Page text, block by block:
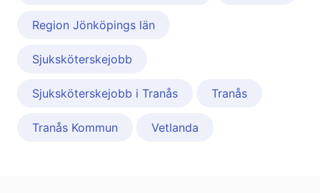
Region Jönköpings län
Sjuksköterskejobb
Sjuksköterskejobb i Tranås Tranås
Tranås Kommun Vetlanda